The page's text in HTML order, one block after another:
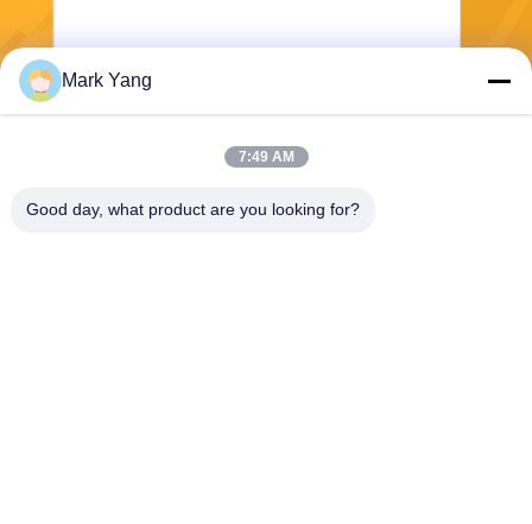
Envoyer
Mark Yang
7:49 AM
Good day, what product are you looking for?